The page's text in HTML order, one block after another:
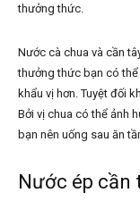
thưởng thức.
Nước cà chua và cần
thưởng thức bạn có
khẩu vị hơn. Tuyệt đối
Bởi vị chua có thể ảnh
bạn nên uống sau ăn
Nước ép cần